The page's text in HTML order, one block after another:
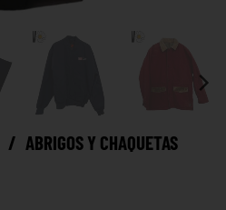
/ ABRIGOS Y CHAQUETAS